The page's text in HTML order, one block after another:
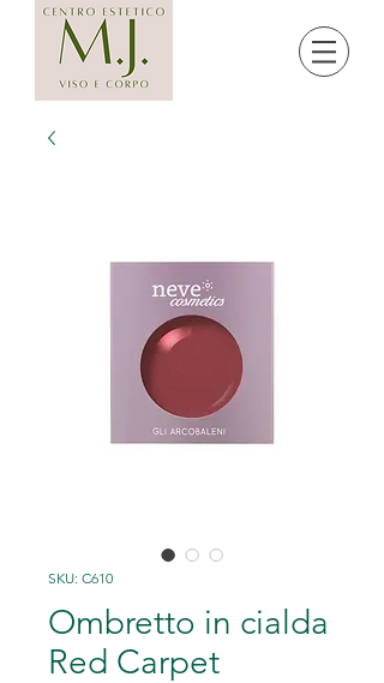
SKU: C610
Ombretto in cialda
Red Carpet